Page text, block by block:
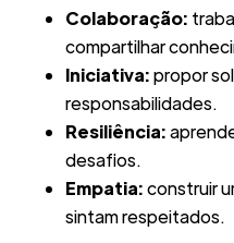
Colaboração:
compartilhar
Iniciativa:propor
responsabilidades.
Resiliência:
desafios.
Empatia:construir
sintam respeitados.